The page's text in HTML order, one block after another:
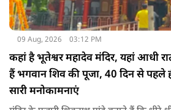
09 Aug, 2026 03:12 PM
कहां है भूतेश्वर महादेव मंदिर, यहां आधी
हैं भगवान शिव की पूजा, 40 दिन से पहले
सारी मनोकामनाएं